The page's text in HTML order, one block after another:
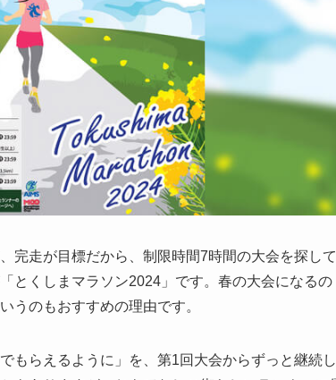
完走が目標だから、制限時間7時間の大会を探し
とくしまマラソン2024」です。春の大会になるの
うのもおすすめの理由です。
もらえるように」を、第1回大会からずっと継続